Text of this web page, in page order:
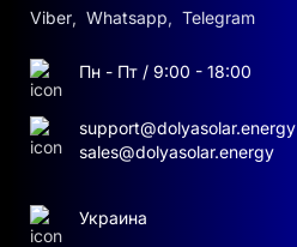
Viber, Whatsapp, Telegram
Пн - Пт / 9:00 - 18:00
support@dolyasolar.energy
sales@dolyasolar.energy
Украина